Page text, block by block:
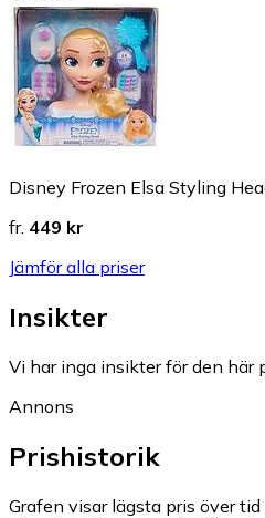
Disney Frozen Elsa Styling
fr. 449 kr
Jämför alla priser
Insikter
Vi har inga insikter för den här
Annons
Prishistorik
Grafen visar lägsta pris över